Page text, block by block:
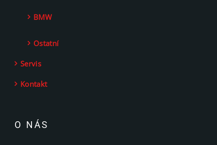
BMW
Ostatní
Servis
Kontakt
O NÁS